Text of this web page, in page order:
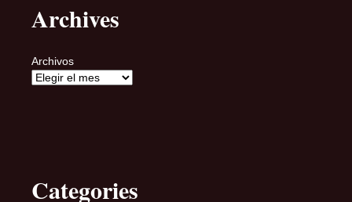
Archives
Archivos
Categories